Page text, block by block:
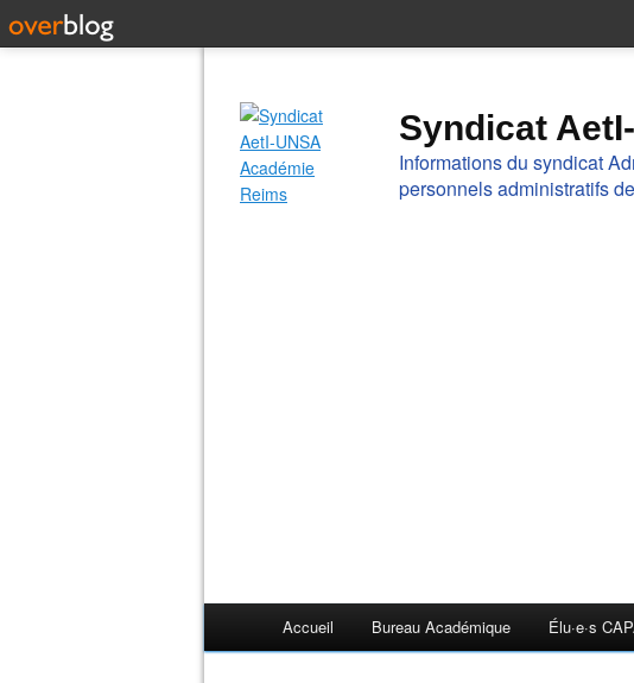
Syndicat
Informations du syndicat
personnels administratifs
Accueil Bureau Académique Élu·e·s